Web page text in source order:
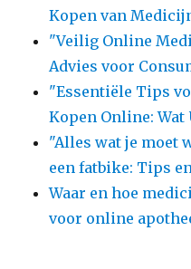
Kopen van
"Veilig Online
Advies voor
"Essentiële Tips
Kopen Online: Wat
"Alles wat je moet
een fatbike: Tips
Waar en hoe
voor online